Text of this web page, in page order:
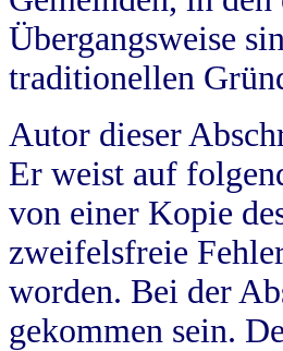
Übergangsweise
traditionellen
Autor dieser
Er weist auf
von einer Kopie
zweifelsfreie
worden. Bei der
gekommen sein.